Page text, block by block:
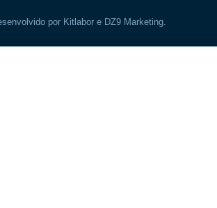
por Kitlabor e DZ9 Marketing.